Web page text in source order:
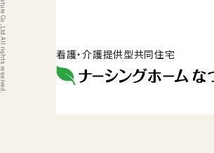
看護・介護提供型共同住宅